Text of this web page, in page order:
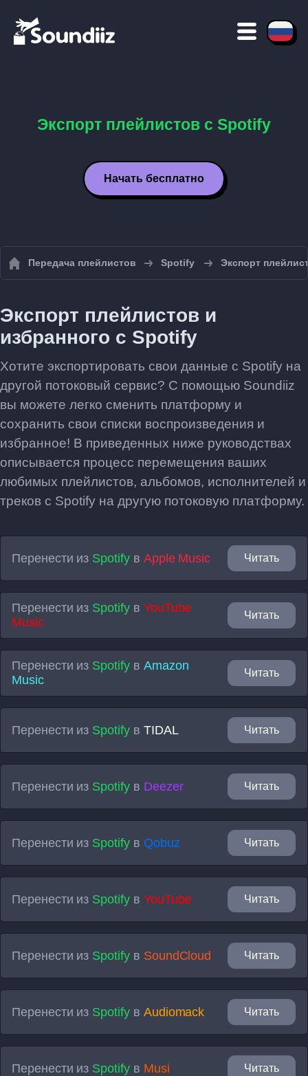
Экспорт плейлистов с Spotify
Начать бесплатно
Передача плейлистов Spotify Экспорт
Экспорт плейлистов и
избранного с Spotify
Хотите экспортировать свои данные с Spotify на
другой потоковый сервис? С помощью Soundiiz
вы можете легко сменить платформу и
сохранить свои списки воспроизведения и
избранное! В приведенных ниже руководствах
описывается процесс перемещения ваших
любимых плейлистов, альбомов, исполнителей и
треков с Spotify на другую потоковую платформу.
Перенести из Spotifyв Apple Music Читать
Перенести из Spotifyв YouTube
Music
Читать
Перенести из Spotifyв Amazon
Music
Читать
Перенести из Spotifyв TIDAL Читать
Перенести из Spotifyв Deezer Читать
Перенести из Spotifyв Qobuz Читать
Перенести из Spotifyв YouTube Читать
Перенести из Spotifyв SoundCloud Читать
Перенести из Spotifyв Audiomack Читать
Перенести из Spotifyв Musi Читать